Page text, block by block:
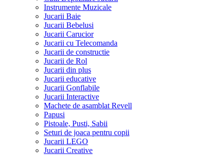
Instrumente Muzicale
Jucarii Baie
Jucarii Bebelusi
Jucarii Carucior
Jucarii cu Telecomanda
Jucarii de constructie
Jucarii de Rol
Jucarii din plus
Jucarii educative
Jucarii Gonflabile
Jucarii Interactive
Machete de asamblat Revell
Papusi
Pistoale, Pusti, Sabii
Seturi de joaca pentru copii
Jucarii LEGO
Jucarii Creative